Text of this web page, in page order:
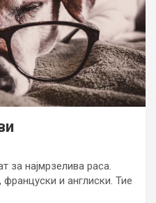
за најмрзелива раса.
и англиски. Тие